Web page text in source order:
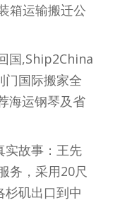
箱运输搬迁公
国,Ship2China
门国际搬家全
海运钢琴及省
实故事：王先
务，采用20尺
杉矶出口到中